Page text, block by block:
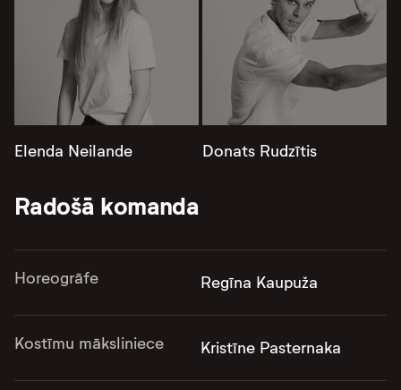
Elenda Neilande Donats Rudzītis
Radošā komanda
Horeogrāfe Regīna Kaupuža
Kostīmu māksliniece Kristīne Pasternaka